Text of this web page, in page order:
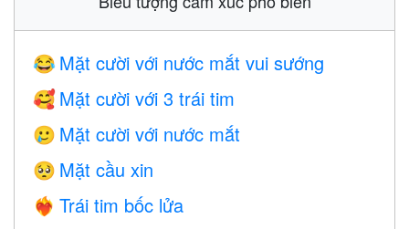
😂 Mặt cười với nước mắt vui sướng
🥰 Mặt cười với 3 trái tim
🥲 Mặt cười với nước mắt
🥺 Mặt cầu xin
❤️‍🔥 Trái tim bốc lửa